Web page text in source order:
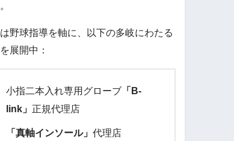
野球指導を軸に、以下の多岐にわたる
展開中：
小指二本入れ専用グローブ「B-
link」 正規代理店
「真軸インソール」 代理店